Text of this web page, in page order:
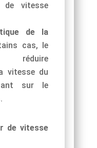
de vitesse
de la
cas, le
réduire
vitesse du
sur le
de vitesse